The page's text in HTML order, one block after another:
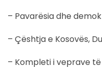
– Pavarësia dhe
– Çështja e Kosovës,
– Kompleti i veprave